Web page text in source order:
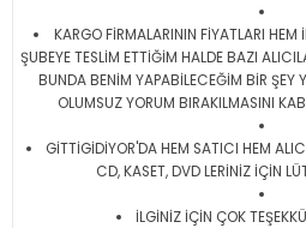
KARGO FİRMALARININ FİYATLARI HEM
ŞUBEYE TESLİM ETTİĞİM HALDE BAZI
BUNDA BENİM YAPABİLECEĞİM BİR ŞEY
OLUMSUZ YORUM BIRAKILMASINI
GİTTİGİDİYOR'DA HEM SATICI HEM
CD, KASET, DVD LERİNİZ İÇİN
İLGİNİZ İÇİN ÇOK